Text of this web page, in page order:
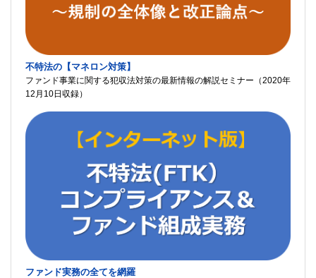
不特法の【マネロン対策】
ファンド事業に関する犯収法対策の最新情報の解説セミナー（2020年
12月10日収録）
ファンド実務の全てを網羅